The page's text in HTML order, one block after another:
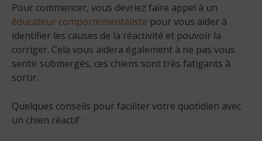
Pour commencer, vous devriez faire appel à un
éducateur comportementaliste pour vous aider à
identifier les causes de la réactivité et pouvoir la
corriger. Cela vous aidera également à ne pas vous
sentir submergés, ces chiens sont très fatigants à
sortir.
Quelques conseils pour faciliter votre quotidien avec
un chien réactif :